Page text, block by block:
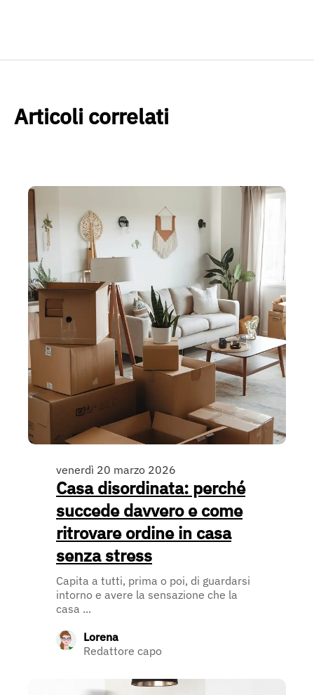
Articoli correlati
venerdì 20 marzo 2026
Casa disordinata: perché
succede davvero e come
ritrovare ordine in casa
senza stress
Capita a tutti, prima o poi, di guardarsi
intorno e avere la sensazione che la
casa ...
Lorena
Redattore capo